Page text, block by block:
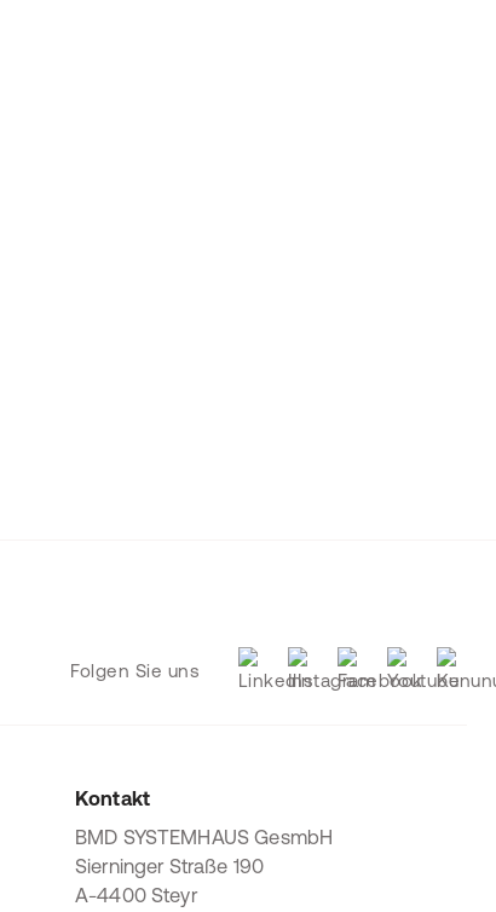
Folgen Sie uns
Kontakt
BMD SYSTEMHAUS GesmbH
Sierninger Straße 190
A-4400 Steyr